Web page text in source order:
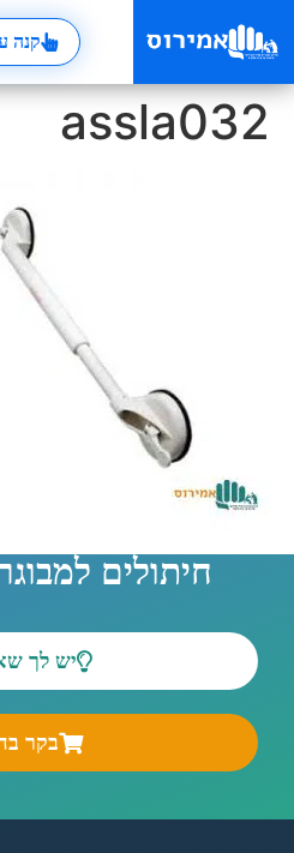
קנה
assla032
חיתולים
יש לך
בקר